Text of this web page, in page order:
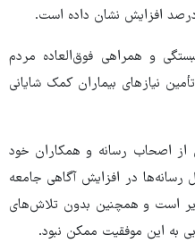
و همراهی فوق‌العاده مردم
نیازهای بیماران کمک شایانی
از اصحاب رسانه و همکاران خود
در افزایش آگاهی جامعه
است و همچنین بدون تلاش‌های
به این موفقیت ممکن نبود.